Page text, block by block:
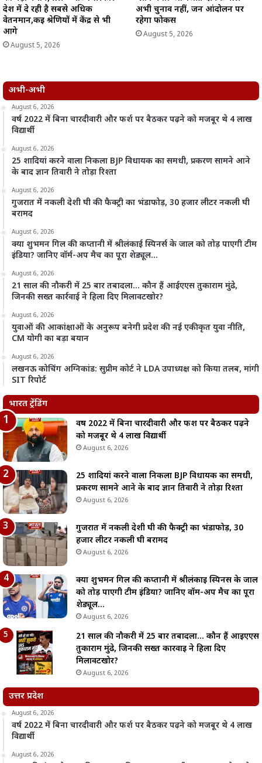
देश में दे रही है सबसे अधिक
वेतनमान,कई श्रेणियों में केंद्र से भी
आगे
August 5, 2026
अभी चुनाव नहीं, जन आंदोलन पर
रहेगा फोकस
August 5, 2026
अभी-अभी
August 6, 2026
वर्ष 2022 में बिना चारदीवारी और फर्श पर बैठकर पढ़ने को मजबूर थे 4 लाख
विद्यार्थी
August 6, 2026
25 शादियां करने वाला निकला BJP विधायक का समधी, प्रकरण सामने आने
के बाद ज्ञान तिवारी ने तोड़ा रिश्ता
August 6, 2026
गुजरात में नकली देशी घी की फैक्ट्री का भंडाफोड़, 30 हजार लीटर नकली घी
बरामद
August 6, 2026
क्या शुभमन गिल की कप्तानी में श्रीलंकाई स्पिनर्स के जाल को तोड़ पाएगी टीम
इंडिया? जानिए वॉर्म-अप मैच का पूरा शेड्यूल…
August 6, 2026
21 साल की नौकरी में 25 बार तबादला… कौन हैं आईएएस तुकाराम मुंढे,
जिनकी सख्त कार्रवाई ने हिला दिए मिलावटखोर?
August 6, 2026
युवाओं की आकांक्षाओं के अनुरूप बनेगी प्रदेश की नई एकीकृत युवा नीति,
CM योगी का बड़ा बयान
August 6, 2026
लखनऊ कोचिंग अग्निकांड: सुप्रीम कोर्ट ने LDA उपाध्यक्ष को किया तलब, मांगी
SIT रिपोर्ट
भारत ट्रेंडिंग
वर्ष 2022 में बिना चारदीवारी और फर्श पर बैठकर पढ़ने
को मजबूर थे 4 लाख विद्यार्थी
August 6, 2026
25 शादियां करने वाला निकला BJP विधायक का समधी,
प्रकरण सामने आने के बाद ज्ञान तिवारी ने तोड़ा रिश्ता
August 6, 2026
गुजरात में नकली देशी घी की फैक्ट्री का भंडाफोड़, 30
हजार लीटर नकली घी बरामद
August 6, 2026
क्या शुभमन गिल की कप्तानी में श्रीलंकाई स्पिनर्स के जाल
को तोड़ पाएगी टीम इंडिया? जानिए वॉर्म-अप मैच का पूरा
शेड्यूल…
August 6, 2026
21 साल की नौकरी में 25 बार तबादला… कौन हैं आईएएस
तुकाराम मुंढे, जिनकी सख्त कार्रवाई ने हिला दिए
मिलावटखोर?
August 6, 2026
उत्तर प्रदेश
August 6, 2026
वर्ष 2022 में बिना चारदीवारी और फर्श पर बैठकर पढ़ने को मजबूर थे 4 लाख
विद्यार्थी
August 6, 2026